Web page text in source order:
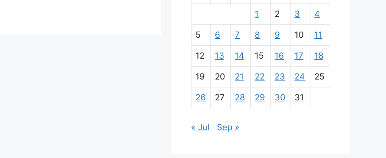
1 2 3 4
5 6 7 8 9 10 11
12 13 14 15 16 17 18
19 20 21 22 23 24 25
26 27 28 29 30 31
« Jul Sep »